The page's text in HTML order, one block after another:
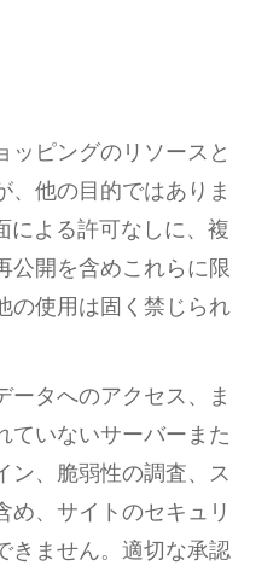
ッピングのリソースと
、他の目的ではありま
による許可なしに、複
公開を含めこれらに限
の使用は固く禁じられ
ータへのアクセス、ま
ていないサーバーまた
ン、脆弱性の調査、ス
め、サイトのセキュリ
きません。適切な承認